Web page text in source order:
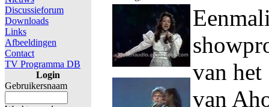
Discussieforum
Downloads
Links
Afbeeldingen
Contact
TV Programma DB
Login
Gebruikersnaam
van het
van